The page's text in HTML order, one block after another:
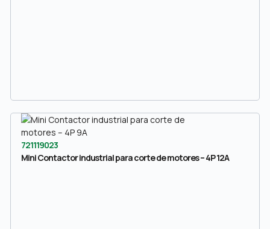
721119023
Mini Contactor industrial para corte de motores – 4P 12A